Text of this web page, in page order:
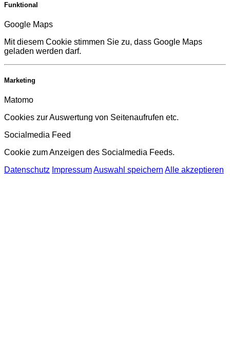
Funktional
Google Maps
Mit diesem Cookie stimmen Sie zu, dass Google Maps
geladen werden darf.
Marketing
Matomo
Cookies zur Auswertung von Seitenaufrufen etc.
Socialmedia Feed
Cookie zum Anzeigen des Socialmedia Feeds.
Datenschutz ImpressumAuswahl speichern Alle akzeptieren